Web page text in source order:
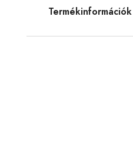
Termékinformációk